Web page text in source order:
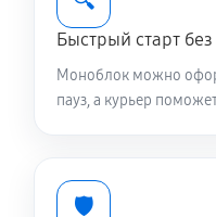
Быстрый старт
Моноблок можно
пауз, а курьер
🛡️